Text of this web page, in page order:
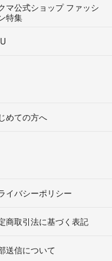
マ公式ショップ ファッシ
特集
めての方へ
イバシーポリシー
商取引法に基づく表記
送信について